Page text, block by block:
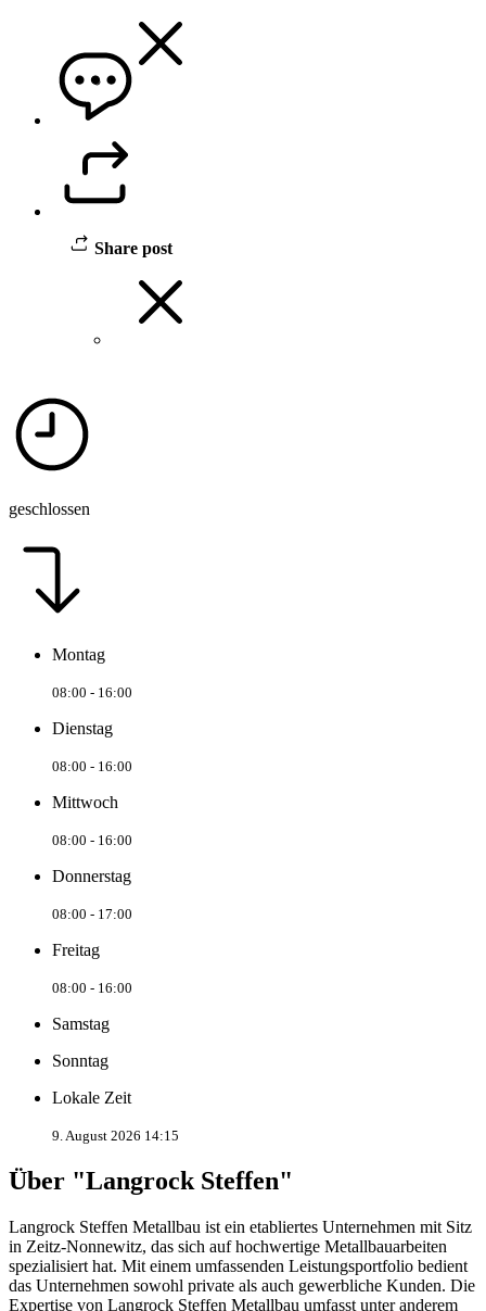
Share post
geschlossen
Montag
08:00 - 16:00
Dienstag
08:00 - 16:00
Mittwoch
08:00 - 16:00
Donnerstag
08:00 - 17:00
Freitag
08:00 - 16:00
Samstag
Sonntag
Lokale Zeit
9. August 2026 14:15
Über "Langrock Steffen"
Langrock Steffen Metallbau ist ein etabliertes Unternehmen mit Sitz
in Zeitz-Nonnewitz, das sich auf hochwertige Metallbauarbeiten
spezialisiert hat. Mit einem umfassenden Leistungsportfolio bedient
das Unternehmen sowohl private als auch gewerbliche Kunden. Die
Expertise von Langrock Steffen Metallbau umfasst unter anderem